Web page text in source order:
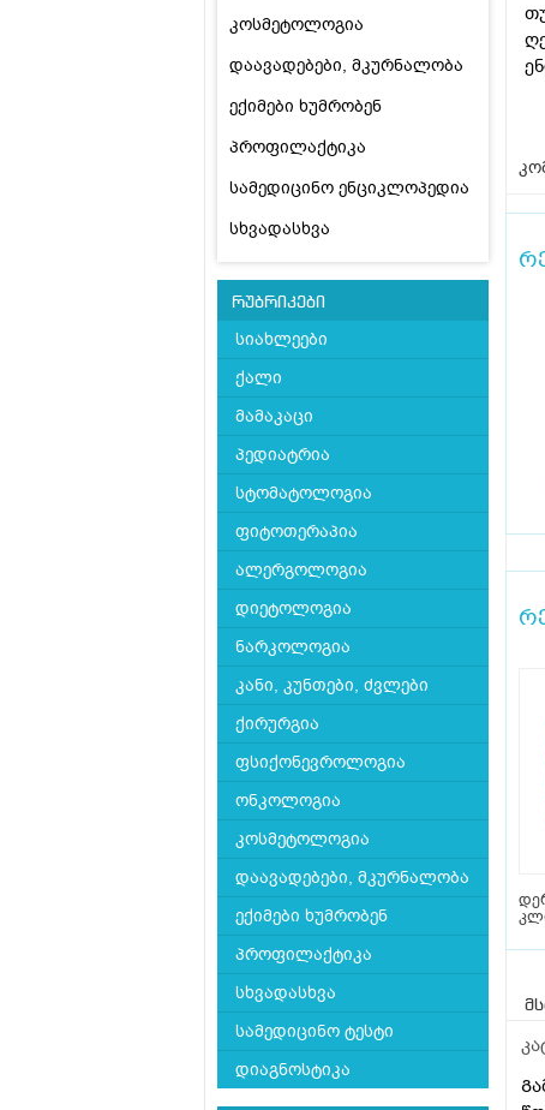
კოსმეტოლოგია
დაავადებები, მკურნალობა
ექიმები ხუმრობენ
პროფილაქტიკა
სამედიცინო ენციკლოპედია
სხვადასხვა
რუბრიკები
სიახლეები
ქალი
მამაკაცი
პედიატრია
სტომატოლოგია
ფიტოთერაპია
ალერგოლოგია
დიეტოლოგია
ნარკოლოგია
კანი, კუნთები, ძვლები
ქირურგია
ფსიქონევროლოგია
ონკოლოგია
კოსმეტოლოგია
დაავადებები, მკურნალობა
ექიმები ხუმრობენ
პროფილაქტიკა
სხვადასხვა
სამედიცინო ტესტი
დიაგნოსტიკა